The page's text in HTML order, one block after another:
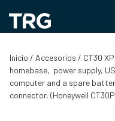
contenido
Inicio / Accesorios / CT30
homebase, power supply,
computer and a spare
connector. (Honeywell